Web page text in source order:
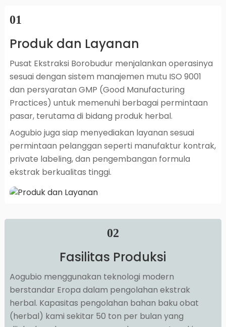
01
Produk dan Layanan
Pusat Ekstraksi Borobudur menjalankan operasinya
sesuai dengan sistem manajemen mutu ISO 9001
dan persyaratan GMP (Good Manufacturing
Practices) untuk memenuhi berbagai permintaan
pasar, terutama di bidang produk herbal.
Aogubio juga siap menyediakan layanan sesuai
permintaan pelanggan seperti manufaktur kontrak,
private labeling, dan pengembangan formula
ekstrak berkualitas tinggi.
02
Fasilitas Produksi
Aogubio menggunakan teknologi modern
berstandar Eropa dalam pengolahan ekstrak
herbal. Kapasitas pengolahan bahan baku obat
(herbal) kami sekitar 50 ton per bulan yang